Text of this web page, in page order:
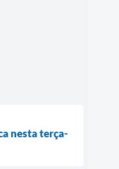
nesta terça-